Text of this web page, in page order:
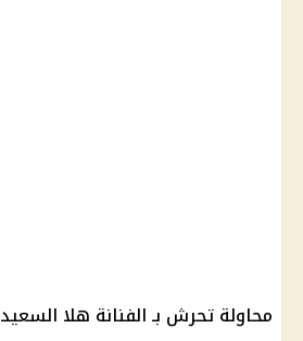
محاولة تحرش بـ الفنانة هلا السعيد